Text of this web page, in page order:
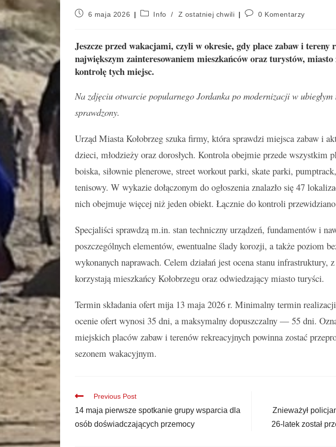
6 maja 2026 Info / Z ostatniej chwili 0 Komentarzy
Jeszcze przed wakacjami, czyli w okresie, gdy place zabaw i tereny
największym zainteresowaniem mieszkańców oraz turystów,
kontrolę tych miejsc.
Na zdjęciu otwarcie popularnego Jordanka po modernizacji w
sprawdzony.
Urząd Miasta Kołobrzeg szuka firmy, która sprawdzi miejsca zabaw i
dzieci, młodzieży oraz dorosłych. Kontrola obejmie przede wszystkim
boiska, siłownie plenerowe, street workout parki, skate parki,
tenisowy. W wykazie dołączonym do ogłoszenia znalazło się 47
nich obejmuje więcej niż jeden obiekt. Łącznie do kontroli
Specjaliści sprawdzą m.in. stan techniczny urządzeń, fundamentów i
poszczególnych elementów, ewentualne ślady korozji, a także poziom
wykonanych naprawach. Celem działań jest ocena stanu infrastruktury,
korzystają mieszkańcy Kołobrzegu oraz odwiedzający miasto turyści.
Termin składania ofert mija 13 maja 2026 r. Minimalny termin
ocenie ofert wynosi 35 dni, a maksymalny dopuszczalny — 55 dni.
miejskich placów zabaw i terenów rekreacyjnych powinna zostać
sezonem wakacyjnym.
Previous Post
14 maja pierwsze spotkanie grupy wsparcia dla
osób doświadczających przemocy
Znieważył
26-latek został